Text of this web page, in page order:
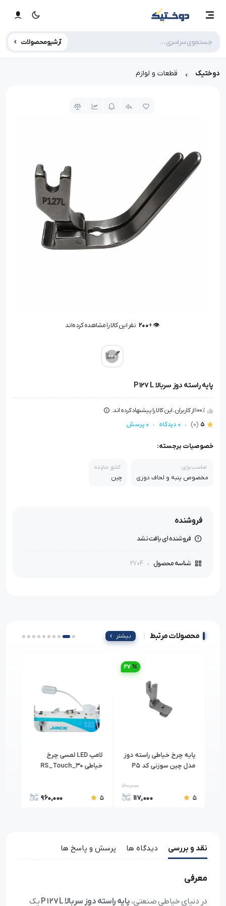
آرشیو محصولات
دوختیک قطعات و لوازم
👁️ +
200 نفر این کالا را مشاهده کرده‌اند
پایه راسته دوز سربالا P 127 L
100٪ از کاربران، این کالا را پیشنهاد کرده اند.
5
(0) 0 دیدگاه 0 پرسش
خصوصیات برجسته:
مناسب برای:
مخصوص پنبه و لحاف‌ دوزی
کشور سازنده:
چین
فروشنده
فروشنده ای یافت نشد
شناسه محصول 2704
محصولات مرتبط بیشتر
پایه چرخ خیاطی راسته دوز
مدل چین سوزنی کد P5
5
160,000
117,000
27
لامپ LED لمسی چرخ
خیاطی RS_Touch_30
5
960,000
نقد و بررسی دیدگاه ها پرسش و پاسخ ها
معرفی
در دنیای خیاطی صنعتی، پایه راسته دوز سربالا P 127 L یک